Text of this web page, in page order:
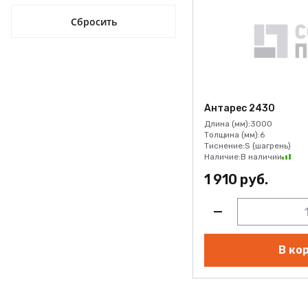
Антарес 2430
Длина (мм):3000
Толщина (мм):6
Тиснение:S (шагрень)
Наличие:В наличии
1 910 руб.
В